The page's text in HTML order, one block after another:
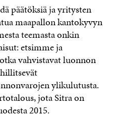
päätöksiä ja yritysten
maapallon kantokyvyn
teemasta onkin
etsimme ja
vahvistavat luonnon
ylikulutusta.
jota Sitra on
2015.